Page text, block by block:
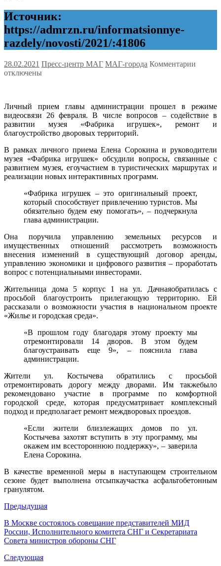
Источник:
https://admrzn.ru/informatsionnye-
razdely/novosti/2021/:41806
28.02.2021 Пресс-центр МАГ МАГ-города Комментарии
прием
отключены
Личный прием главы администрации прошел в режиме
видеосвязи 26 февраля. В числе вопросов – содействие в
развитии музея «Фабрика игрушек», ремонт и
благоустройство дворовых территорий.
В рамках личного приема Елена Сорокина и руководители
музея «Фабрика игрушек» обсудили вопросы, связанные с
развитием музея, егоучастием в туристических маршрутах и
реализации новых интерактивных программ.
«Фабрика игрушек – это оригинальный проект,
который способствует привлечению туристов. Мы
обязательно будем ему помогать», – подчеркнула
глава администрации.
Она поручила управлению земельных ресурсов и
имущественных отношений рассмотреть возможность
внесения изменений в существующий договор аренды,
управлению экономики и цифрового развития – проработать
вопрос с потенциальными инвесторами.
Жительница дома 5 корпус 1 на ул. Дачнаяобратилась с
просьбой благоустроить прилегающую территорию. Ей
рассказали о возможности участия в национальном проекте
«Жилье и городская среда».
«В прошлом году благодаря этому проекту мы
отремонтировали 14 дворов. В этом будем
благоустраивать еще 9», – пояснила глава
администрации.
Жители ул. Костычева обратились с просьбой
отремонтировать дорогу между дворами. Им такжебыло
рекомендовано участие в программе по комфортной
городской среде, которая предусматривает комплексный
подход и предполагает ремонт междворовых проездов.
«Если жители близлежащих домов по ул.
Костычева захотят вступить в эту программу, мы
окажем им всестороннюю поддержку», – заверила
Елена Сорокина.
В качестве временной меры в наступающем строительном
сезоне будет выполнена отсыпкаучастка асфальтобетонным
гранулятом.
Предыдущая
В Москве состоялось совещание представителей МИД
России, Исполнительного комитета СНГ и Секретариата
Совета министров обороны СНГ
Следующая